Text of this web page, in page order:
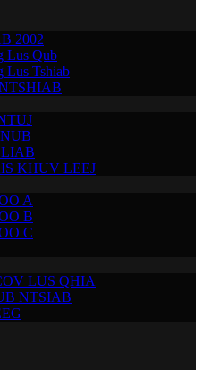
2002
Lus Qub
Lus Tshiab
KHUV LEEJ
A
B
C
LUS QHIA
NTSIAB